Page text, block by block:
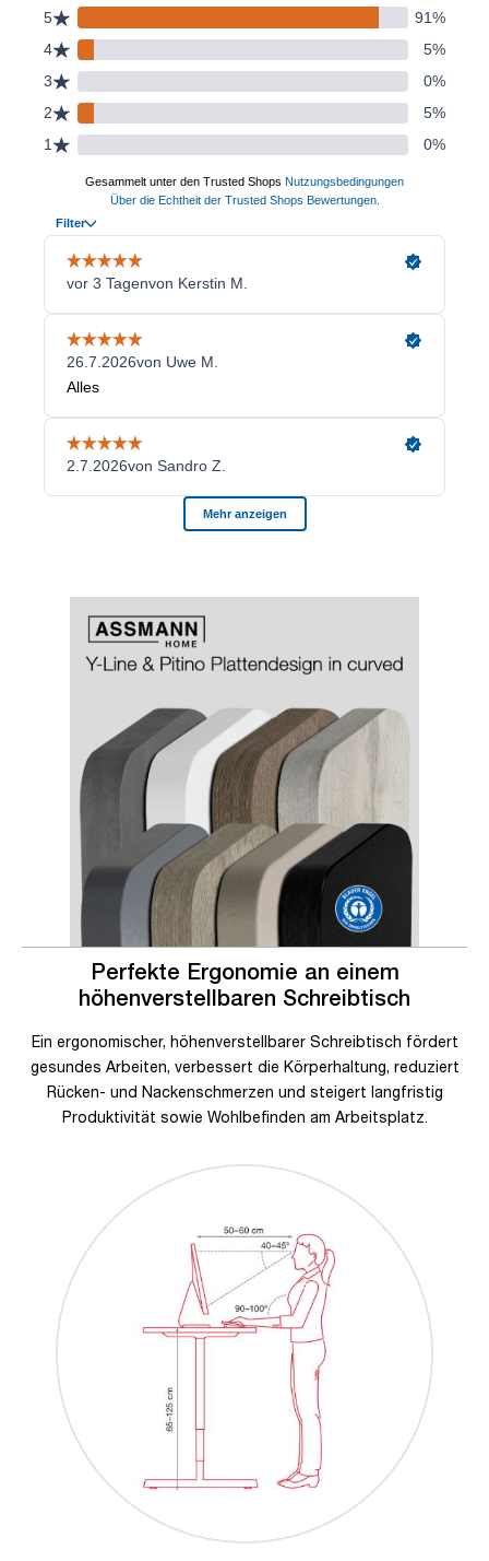
Perfekte Ergonomie an einem
höhenverstellbaren Schreibtisch
Ein ergonomischer, höhenverstellbarer Schreibtisch fördert
gesundes Arbeiten, verbessert die Körperhaltung, reduziert
Rücken- und Nackenschmerzen und steigert langfristig
Produktivität sowie Wohlbefinden am Arbeitsplatz.